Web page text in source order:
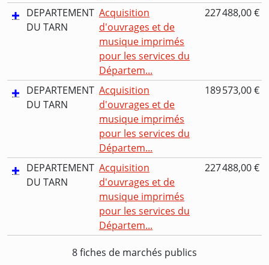
DEPARTEMENT
DU TARN
Acquisition
d'ouvrages et de
musique imprimés
pour les services du
Départem...
227 488,00 €
DEPARTEMENT
DU TARN
Acquisition
d'ouvrages et de
musique imprimés
pour les services du
Départem...
189 573,00 €
DEPARTEMENT
DU TARN
Acquisition
d'ouvrages et de
musique imprimés
pour les services du
Départem...
227 488,00 €
8 fiches de marchés publics